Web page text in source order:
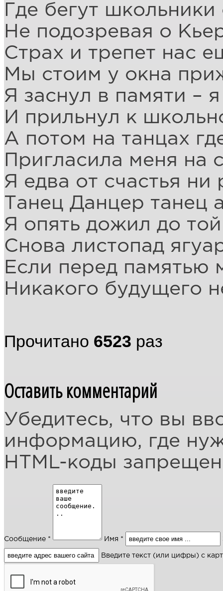
Где бегут школьники
Не подозревая о
Страх и трепет нас
Мы стоим у окна
Я заснул в памяти –
И прильнул к
А потом на танцах
Пригласила меня на
Я едва от счастья ни
Танец Данцер танец
Я опять дожил до
Снова листопад
Если перед памятью
Никакого будущего
Прочитано 6523 раз
Оставить комментарий
Убедитесь, что вы
информацию, где
HTML-коды
Сообщение * Имя *
Введите текст (или цифры) с